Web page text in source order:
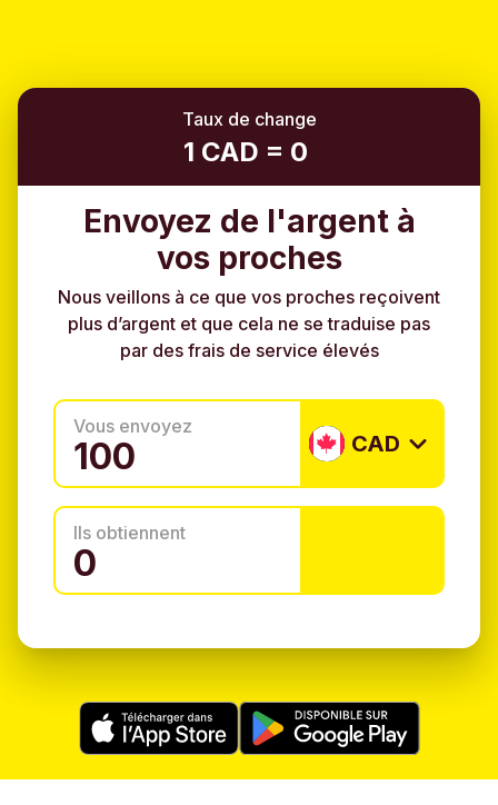
Taux de change
1 CAD = 0
Envoyez de l'argent à
vos proches
Nous veillons à ce que vos proches reçoivent
plus d’argent et que cela ne se traduise pas
par des frais de service élevés
Vous envoyez
CAD
Ils obtiennent